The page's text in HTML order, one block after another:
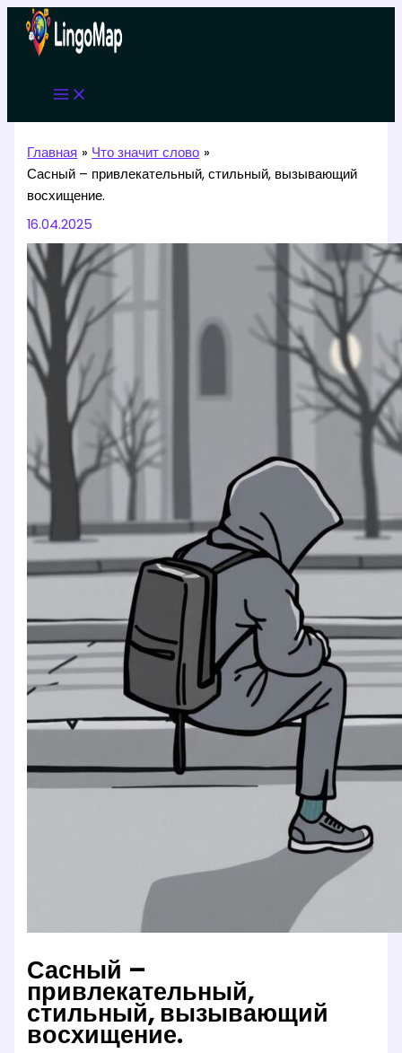
Перейти
содержимому
Главная
Что значит слово
Сасный – привлекательный, стильный, вызывающий
восхищение.
16.04.2025
Сасный –
привлекательный,
стильный, вызывающий
восхищение.